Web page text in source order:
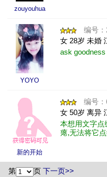
zouyouhua
YOYO
编号
女 28岁 未
ask
新的开始
编号
女 50岁 离
本想用文字点
瘪,无法将它
直觉得这就
第
页 下一页>>